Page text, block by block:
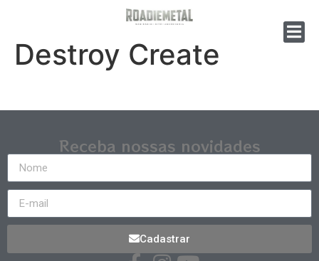
Destroy Create
Receba nossas novidades
Cadastrar